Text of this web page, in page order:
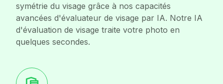
symétrie du visage grâce à nos capacités
avancées d'évaluateur de visage par IA. Notre IA
d'évaluation de visage traite votre photo en
quelques secondes.